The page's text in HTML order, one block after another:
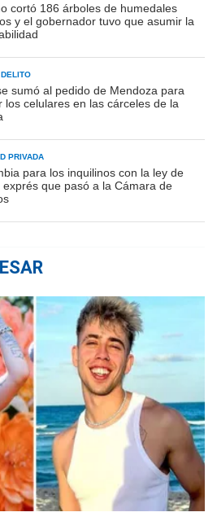
cortó 186 árboles de humedales
y el gobernador tuvo que asumir la
sumó al pedido de Mendoza para
los celulares en las cárceles de la
PRIVADA
para los inquilinos con la ley de
exprés que pasó a la Cámara de